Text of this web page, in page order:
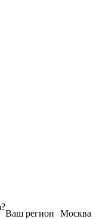
Москва
Ваш регион
?